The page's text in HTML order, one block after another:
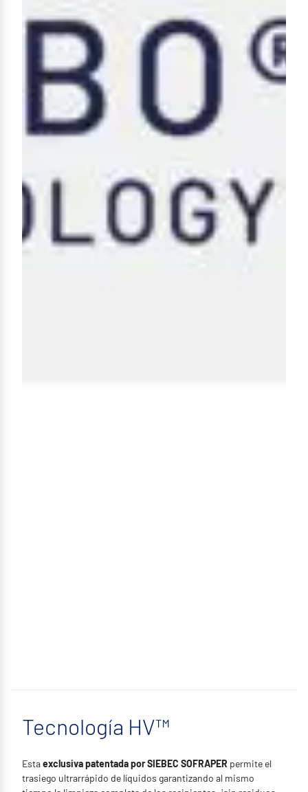
Tecnología HV™
Estaexclusiva patentada por SIEBEC SOFRAPER permite el
trasiego ultrarrápido de líquidos garantizando al mismo